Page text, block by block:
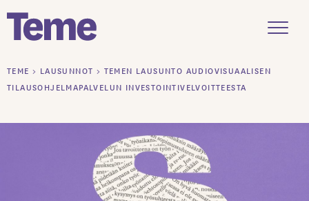
Siirry
sisältöön
TEME > LAUSUNNOT > TEMEN LAUSUNTO AUDIOVISUAALISEN
TILAUSOHJELMAPALVELUN INVESTOINTIVELVOITTEESTA